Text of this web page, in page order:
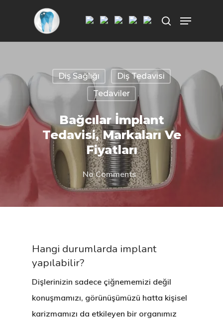
Diş Sağlığı
Diş Tedavisi
Tedaviler
Bağcılar İmplant
Tedavisi, Markaları Ve
Fiyatları
No Comments
Hangi durumlarda implant
yapılabilir?
Dişlerinizin sadece çiğnememizi değil
konuşmamızı, görünüşümüzü hatta kişisel
karizmamızı da etkileyen bir organımız